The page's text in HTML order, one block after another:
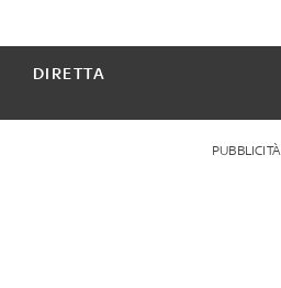
DIRETTA
PUBBLICITÀ